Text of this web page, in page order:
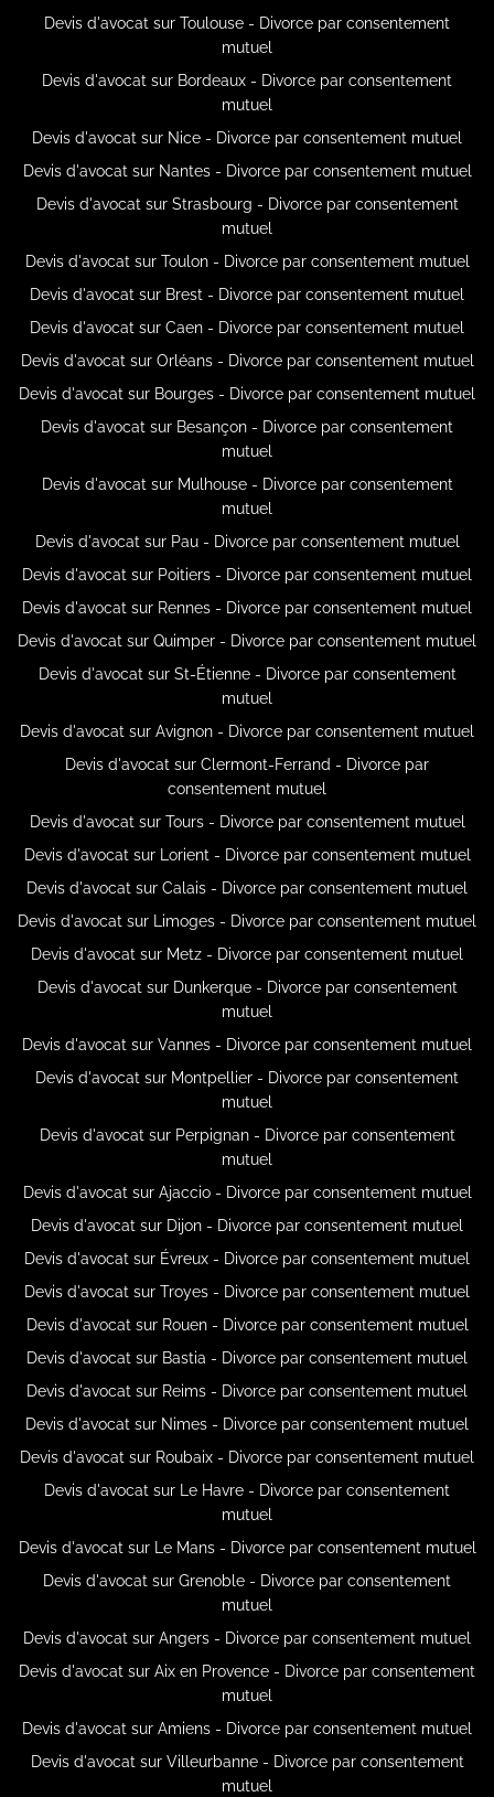
Devis d'avocat sur Toulouse - Divorce par consentement
mutuel
Devis d'avocat sur Bordeaux - Divorce par consentement
mutuel
Devis d'avocat sur Nice - Divorce par consentement mutuel
Devis d'avocat sur Nantes - Divorce par consentement mutuel
Devis d'avocat sur Strasbourg - Divorce par consentement
mutuel
Devis d'avocat sur Toulon - Divorce par consentement mutuel
Devis d'avocat sur Brest - Divorce par consentement mutuel
Devis d'avocat sur Caen - Divorce par consentement mutuel
Devis d'avocat sur Orléans - Divorce par consentement mutuel
Devis d'avocat sur Bourges - Divorce par consentement mutuel
Devis d'avocat sur Besançon - Divorce par consentement
mutuel
Devis d'avocat sur Mulhouse - Divorce par consentement
mutuel
Devis d'avocat sur Pau - Divorce par consentement mutuel
Devis d'avocat sur Poitiers - Divorce par consentement mutuel
Devis d'avocat sur Rennes - Divorce par consentement mutuel
Devis d'avocat sur Quimper - Divorce par consentement mutuel
Devis d'avocat sur St-Étienne - Divorce par consentement
mutuel
Devis d'avocat sur Avignon - Divorce par consentement mutuel
Devis d'avocat sur Clermont-Ferrand - Divorce par
consentement mutuel
Devis d'avocat sur Tours - Divorce par consentement mutuel
Devis d'avocat sur Lorient - Divorce par consentement mutuel
Devis d'avocat sur Calais - Divorce par consentement mutuel
Devis d'avocat sur Limoges - Divorce par consentement mutuel
Devis d'avocat sur Metz - Divorce par consentement mutuel
Devis d'avocat sur Dunkerque - Divorce par consentement
mutuel
Devis d'avocat sur Vannes - Divorce par consentement mutuel
Devis d'avocat sur Montpellier - Divorce par consentement
mutuel
Devis d'avocat sur Perpignan - Divorce par consentement
mutuel
Devis d'avocat sur Ajaccio - Divorce par consentement mutuel
Devis d'avocat sur Dijon - Divorce par consentement mutuel
Devis d'avocat sur Évreux - Divorce par consentement mutuel
Devis d'avocat sur Troyes - Divorce par consentement mutuel
Devis d'avocat sur Rouen - Divorce par consentement mutuel
Devis d'avocat sur Bastia - Divorce par consentement mutuel
Devis d'avocat sur Reims - Divorce par consentement mutuel
Devis d'avocat sur Nimes - Divorce par consentement mutuel
Devis d'avocat sur Roubaix - Divorce par consentement mutuel
Devis d'avocat sur Le Havre - Divorce par consentement
mutuel
Devis d'avocat sur Le Mans - Divorce par consentement mutuel
Devis d'avocat sur Grenoble - Divorce par consentement
mutuel
Devis d'avocat sur Angers - Divorce par consentement mutuel
Devis d'avocat sur Aix en Provence - Divorce par consentement
mutuel
Devis d'avocat sur Amiens - Divorce par consentement mutuel
Devis d'avocat sur Villeurbanne - Divorce par consentement
mutuel